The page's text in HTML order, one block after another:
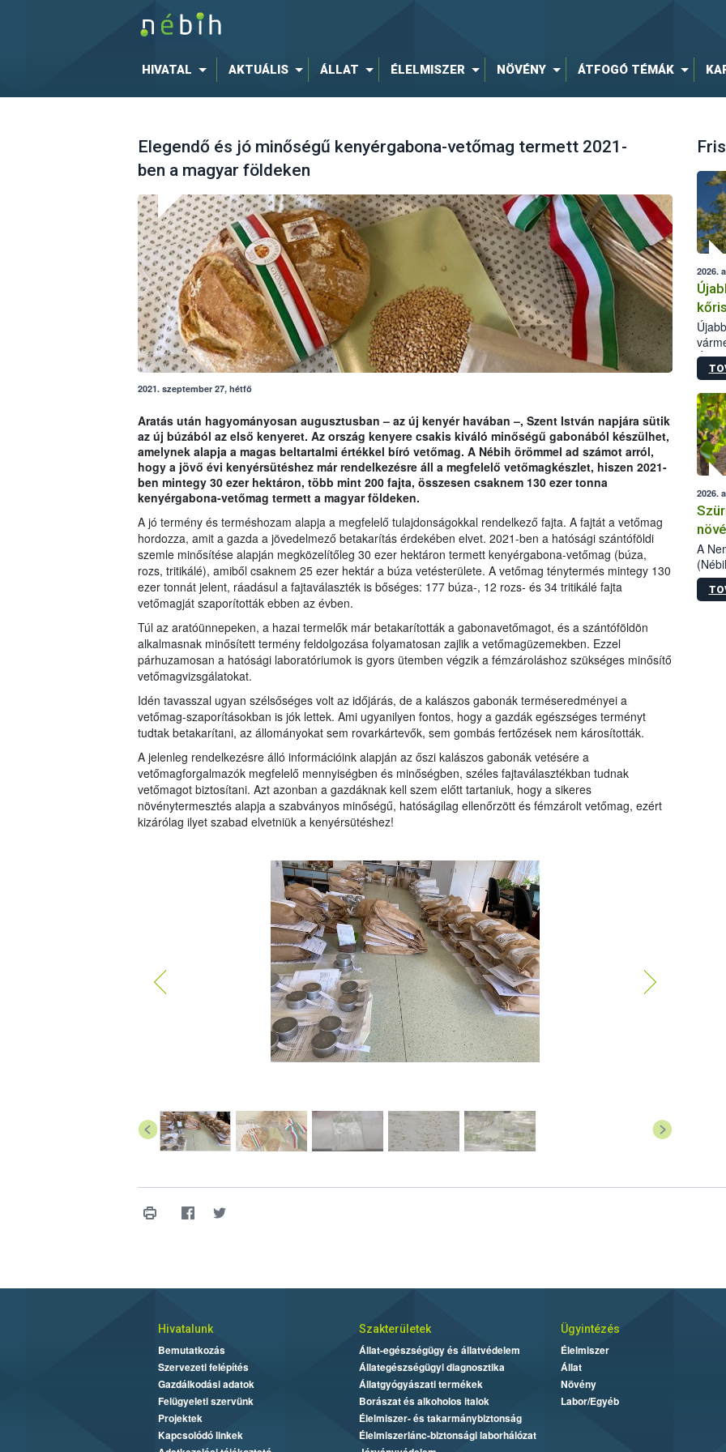
HIVATAL AKTUÁLIS ÁLLAT ÉLELMISZER NÖVÉNY ÁTFOGÓ TÉMÁK
Elegendő és jó minőségű kenyérgabona-vetőmag termett 2021-
ben a magyar földeken
2021. szeptember 27, hétfő
Aratás után hagyományosan augusztusban – az új kenyér havában –, Szent István napjára sütik
az új búzából az első kenyeret. Az ország kenyere csakis kiváló minőségű gabonából készülhet,
amelynek alapja a magas beltartalmi értékkel bíró vetőmag. A Nébih örömmel ad számot arról,
hogy a jövő évi kenyérsütéshez már rendelkezésre áll a megfelelő vetőmagkészlet, hiszen 2021-
ben mintegy 30 ezer hektáron, több mint 200 fajta, összesen csaknem 130 ezer tonna
kenyérgabona-vetőmag termett a magyar földeken.
A jó termény és terméshozam alapja a megfelelő tulajdonságokkal rendelkező fajta. A fajtát a vetőmag
hordozza, amit a gazda a jövedelmező betakarítás érdekében elvet. 2021-ben a hatósági szántóföldi
szemle minősítése alapján megközelítőleg 30 ezer hektáron termett kenyérgabona-vetőmag (búza,
rozs, tritikálé), amiből csaknem 25 ezer hektár a búza vetésterülete. A vetőmag ténytermés mintegy 130
ezer tonnát jelent, ráadásul a fajtaválaszték is bőséges: 177 búza-, 12 rozs- és 34 tritikálé fajta
vetőmagját szaporították ebben az évben.
Túl az aratóünnepeken, a hazai termelők már betakarították a gabonavetőmagot, és a szántóföldön
alkalmasnak minősített termény feldolgozása folyamatosan zajlik a vetőmagüzemekben. Ezzel
párhuzamosan a hatósági laboratóriumok is gyors ütemben végzik a fémzároláshoz szükséges minősítő
vetőmagvizsgálatokat.
Idén tavasszal ugyan szélsőséges volt az időjárás, de a kalászos gabonák terméseredményei a
vetőmag-szaporításokban is jók lettek. Ami ugyanilyen fontos, hogy a gazdák egészséges terményt
tudtak betakarítani, az állományokat sem rovarkártevők, sem gombás fertőzések nem károsították.
A jelenleg rendelkezésre álló információink alapján az őszi kalászos gabonák vetésére a
vetőmagforgalmazók megfelelő mennyiségben és minőségben, széles fajtaválasztékban tudnak
vetőmagot biztosítani. Azt azonban a gazdáknak kell szem előtt tartaniuk, hogy a sikeres
növénytermesztés alapja a szabványos minőségű, hatóságilag ellenőrzött és fémzárolt vetőmag, ezért
kizárólag ilyet szabad elvetniük a kenyérsütéshez!
2026.
2026.
A
Hivatalunk
Bemutatkozás
Szervezeti felépítés
Gazdálkodási adatok
Felügyeleti szervünk
Projektek
Kapcsolódó linkek
Szakterületek
Állat-egészségügy és állatvédelem
Állategészségügyi diagnosztika
Állatgyógyászati termékek
Borászat és alkoholos italok
Élelmiszer- és takarmánybiztonság
Élelmiszerlánc-biztonsági laborhálózat
Ügyintézés
Élelmiszer
Állat
Növény
Labor/Egyéb